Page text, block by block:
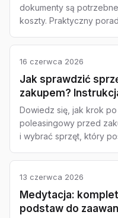
dokumenty są
koszty. Praktyczny
16 czerwca 2026
Jak sprawdzić
zakupem?
Dowiedz się, jak krok
poleasingowy przed
i wybrać sprzęt, który
13 czerwca 2026
Medytacja:
podstaw do